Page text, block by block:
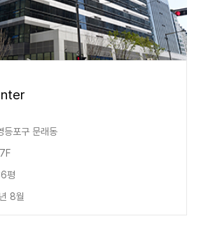
등포구 문래동
평
8월